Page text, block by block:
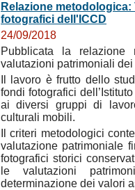
Relazione
fotografici dell'ICCD
24/09/2018
Pubblicata la
valutazioni patrimoniali
Il lavoro è frutto dello
fondi fotografici
ai diversi gruppi di
culturali mobili.
Il criteri metodologici
valutazione patrimoniale
fotografici storici
le valutazioni
determinazione dei valori